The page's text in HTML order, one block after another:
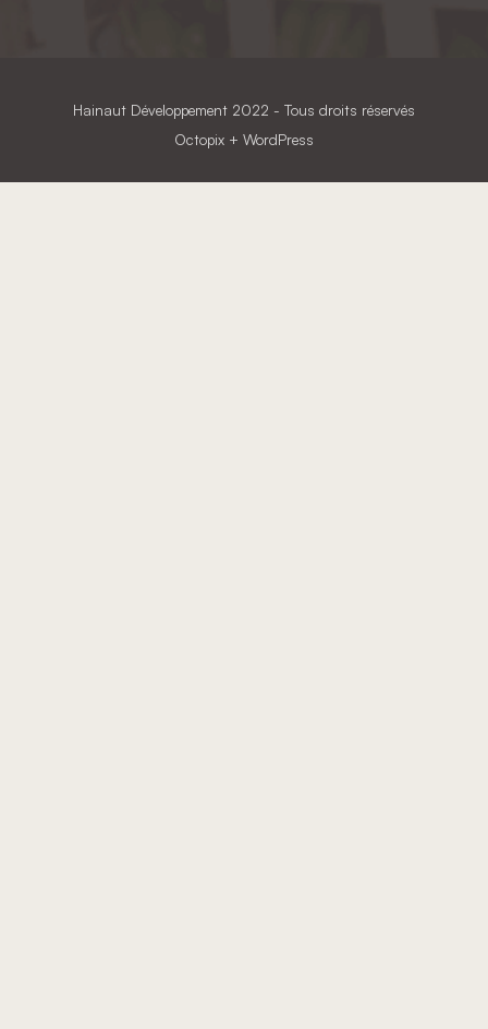
Hainaut Développement 2022 - Tous droits réservés
Octopix + WordPress